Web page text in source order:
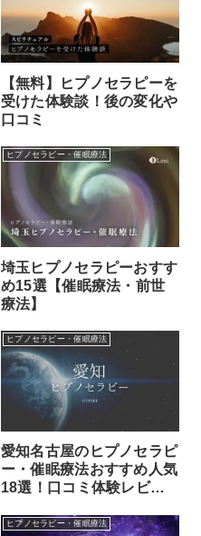
【無料】ヒプノセラピーを
受けた体験談！後の変化や
口コミ
ヒプノセラピー・催眠療法
埼玉ヒプノセラピーおすす
め15選【催眠療法・前世
療法】
ヒプノセラピー・催眠療法
愛知名古屋のヒプノセラピ
ー・催眠療法おすすめ人気
18選！口コミ体験レビュ
ヒプノセラピー・催眠療法